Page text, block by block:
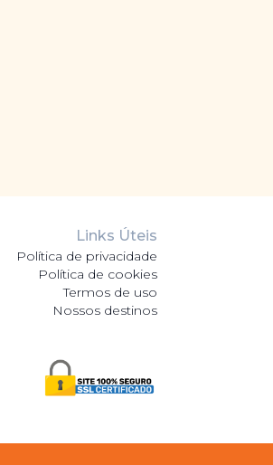
Links Úteis
Política de privacidade
Política de cookies
Termos de uso
Nossos destinos